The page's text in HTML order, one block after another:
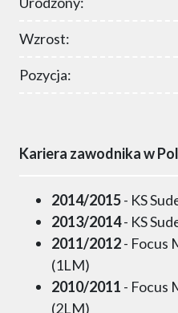
Wzrost:
Pozycja:
Kariera zawodnika w
2014/2015- KS
2013/2014- KS
2011/2012- Focus
(1LM)
2010/2011 - Focus
(2LM)